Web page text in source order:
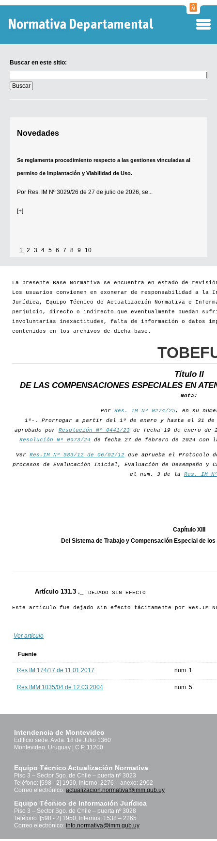
Buscar en este sitio:
en
este
sitio:
Novedades
Se reglamenta procedimiento respecto a las gestiones vinculadas al
permiso de Implantación y Viabilidad de Uso.
Por Res. IM Nº 3029/26 de 27 de julio de 2026, se...
[+]
1 2 3 4 5 6 7 8 9 10
La presente Base Normativa se encuentra en estado de
Los usuarios convienen en exonerar de responsabilidad a la
Jurídica, Equipo Técnico de Actualización Normativa e
perjuicio, directo o indirecto que eventualmente puedan
involuntarias inexactitudes, falta de información o datos
contenidos en los archivos de dicha base.
Título II
DE LAS COMPENSACIONES ESPECIALES EN
Nota:
Por Res. IM Nº 0274/25, en su
1º-. Prorrogar a partir del 1º de enero y hasta el 31 de
aprobado por Resolución Nº 0441/23de fecha 19 de enero de
Resolución Nº 0973/24 de fecha 27 de febrero de 2024 con
Ver Res.IM Nº 583/12 de 06/02/12 que aprueba el Protocolo
procesos de Evalucación Inicial, Evaluación de Desempeño
el num. 3 de la Res. IM
Capítulo XIII
Del Sistema de Trabajo y Compensación Especial de
Artículo 131.3 ._ DEJADO SIN EFECTO
Este artículo fue dejado sin efecto tácitamente por Res.IM
Ver artículo
Fuente
Res.IM 174/17 de 11.01.2017 num. 1
Res.IMM 1035/04 de 12.03.2004 num. 5
Intendencia de Montevideo
Edificio sede: Avda. 18 de Julio 1360
Montevideo, Uruguay | C.P. 11200
Equipo Técnico Actualización Normativa
Piso 3 – Sector Sgo. de Chile – puerta nº 3023
Teléfono: [598 - 2] 1950, Interno: 2276 – anexo: 2902
Correo electrónico: actualizacion.normativa@imm.gub.uy
Equipo Técnico de Información Jurídica
Piso 3 – Sector Sgo. de Chile – puerta nº 3028
Teléfono: [598 - 2] 1950, Internos: 1538 – 2265
Correo electrónico: info.normativa@imm.gub.uy